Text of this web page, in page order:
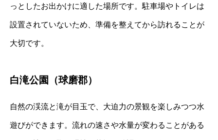
っとしたお出かけに適した場所です。駐車場やトイレは
設置されていないため、準備を整えてから訪れることが
大切です。
白滝公園（球磨郡）
自然の渓流と滝が目玉で、大迫力の景観を楽しみつつ水
遊びができます。流れの速さや水量が変わることがある